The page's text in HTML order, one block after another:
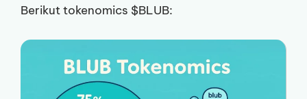
Berikut tokenomics $BLUB: